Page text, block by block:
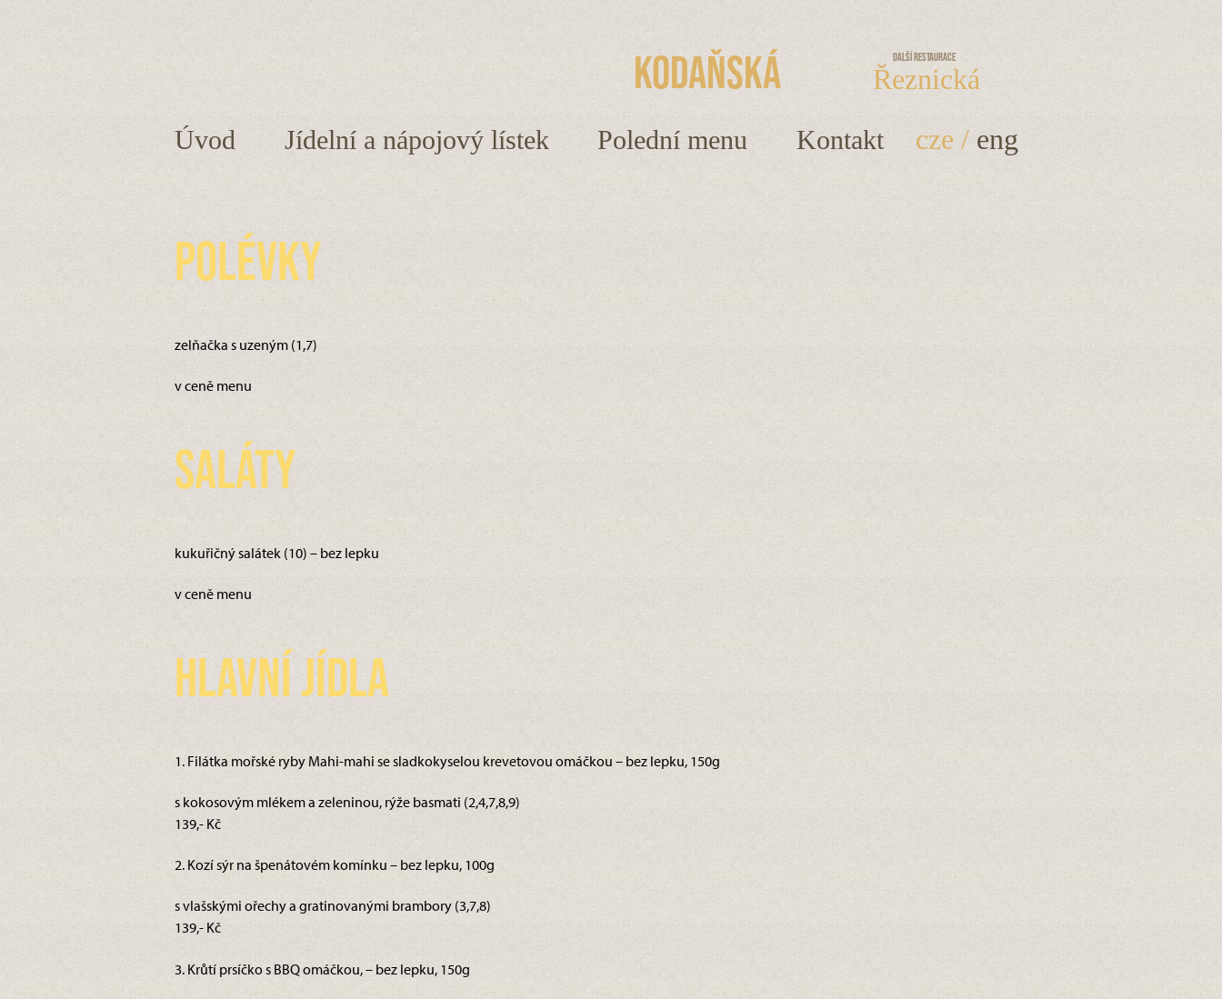
Kodaňská Další restaurace
Řeznická
Úvod Jídelní a nápojový lístek Polední menu Kontakt cze / eng
Polévky
zelňačka s uzeným (1,7)
v ceně menu
Saláty
kukuřičný salátek (10) – bez lepku
v ceně menu
Hlavní jídla
1. Filátka mořské ryby Mahi-mahi se sladkokyselou krevetovou omáčkou – bez lepku, 150g
s kokosovým mlékem a zeleninou, rýže basmati (2,4,7,8,9)
139,- Kč
2. Kozí sýr na špenátovém komínku – bez lepku, 100g
s vlašskými ořechy a gratinovanými brambory (3,7,8)
139,- Kč
3. Krůtí prsíčko s BBQ omáčkou, – bez lepku, 150g